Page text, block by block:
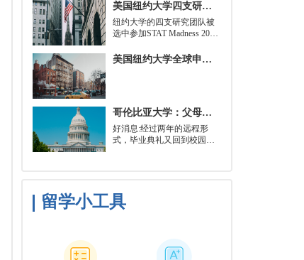
下，你只需要一个理论基础
就可以开始就读这类项目：
即先参加几门先修课程，通
常包括程序语言，如
Python、微积分和计算机科
学相关课程。
美国纽约大学四支研究团队被选中参加STAT Madness 2022竞赛
​纽约大学的四支研究团队被
选中参加STAT Madness 2022
三月疯狂启发的健康和科学
美国纽约大学全球申请群体规模不断扩大
哥伦比亚大学：父母参加毕业典礼可以做什么？
好消息:经过两年的远程形
式，毕业典礼又回到校园了!
旅行，或者如果你想和你的
朋友们共度时光，也许你可
留学小工具